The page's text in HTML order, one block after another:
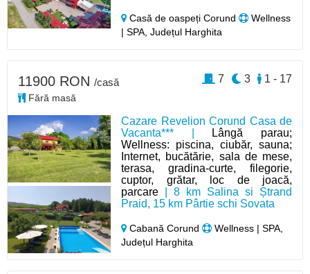
Casă de oaspeți Corund
Wellness
| SPA, Județul Harghita
Cazare Revelion Corund Casa de
Vacanta*** |
Lângă parau;
Wellness: piscina, ciubăr, sauna;
Internet, bucătărie, sala de mese,
terasa, gradina-curte, filegorie,
cuptor, grătar, loc de joacă,
parcare | 8 km Salina si Ștrand
Praid, 15 km Pârtie schi Sovata
Cabană Corund
Wellness | SPA,
Județul Harghita
11900 RON /casă
Fără masă
1 - 17
3
7